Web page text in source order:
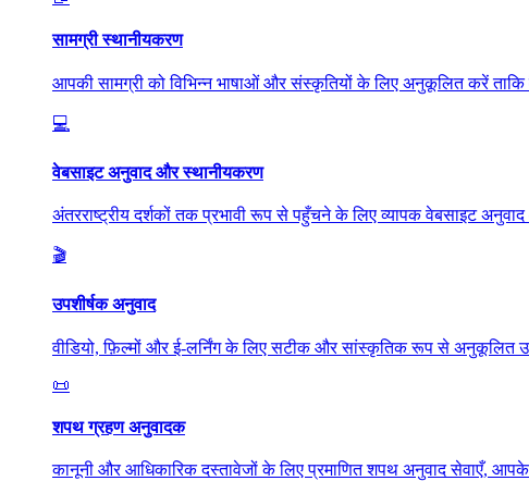
सामग्री स्थानीयकरण
आपकी सामग्री को विभिन्न भाषाओं और संस्कृतियों के लिए अनुकूलित करें
💻
वेबसाइट अनुवाद और स्थानीयकरण
अंतरराष्ट्रीय दर्शकों तक प्रभावी रूप से पहुँचने के लिए व्यापक वेबसाइट
🎬
उपशीर्षक अनुवाद
वीडियो, फ़िल्मों और ई-लर्निंग के लिए सटीक और सांस्कृतिक रूप से अनुकूलित
📜
शपथ ग्रहण अनुवादक
कानूनी और आधिकारिक दस्तावेजों के लिए प्रमाणित शपथ अनुवाद सेवाएँ,